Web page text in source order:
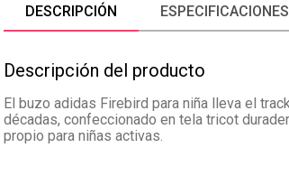
DESCRIPCIÓN ESPECIFICACIONES
Descripción del producto
El buzo adidas Firebird para niña lleva el
décadas, confeccionado en tela tricot
propio para niñas activas.